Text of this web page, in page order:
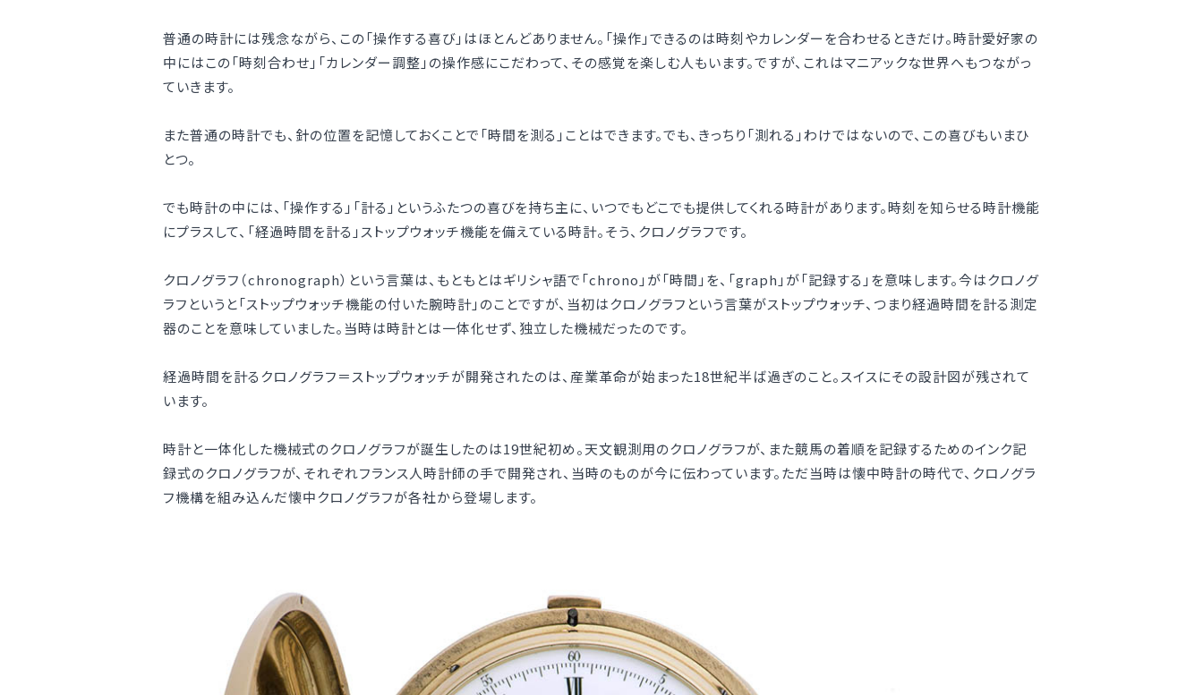
普通の時計には残念ながら、この「操作する喜び」はほとんどありません。「操作」できるのは時刻やカレンダーを合わせるときだけ。時計愛好家の
中にはこの「時刻合わせ」「カレンダー調整」の操作感にこだわって、その感覚を楽しむ人もいます。ですが、これはマニアックな世界へもつながっ
ていきます。
また普通の時計でも、針の位置を記憶しておくことで「時間を測る」ことはできます。でも、きっちり「測れる」わけではないので、この喜びもいまひ
とつ。
でも時計の中には、「操作する」「計る」というふたつの喜びを持ち主に、いつでもどこでも提供してくれる時計があります。時刻を知らせる時計機能
にプラスして、「経過時間を計る」ストップウォッチ機能を備えている時計。そう、クロノグラフです。
クロノグラフ（chronograph）という言葉は、もともとはギリシャ語で「chrono」が「時間」を、「graph」が「記録する」を意味します。今はクロノグ
ラフというと「ストップウォッチ機能の付いた腕時計」のことですが、当初はクロノグラフという言葉がストップウォッチ、つまり経過時間を計る測定
器のことを意味していました。当時は時計とは一体化せず、独立した機械だったのです。
経過時間を計るクロノグラフ＝ストップウォッチが開発されたのは、産業革命が始まった18世紀半ば過ぎのこと。スイスにその設計図が残されて
います。
時計と一体化した機械式のクロノグラフが誕生したのは19世紀初め。天文観測用のクロノグラフが、また競馬の着順を記録するためのインク記
録式のクロノグラフが、それぞれフランス人時計師の手で開発され、当時のものが今に伝わっています。ただ当時は懐中時計の時代で、クロノグラ
フ機構を組み込んだ懐中クロノグラフが各社から登場します。